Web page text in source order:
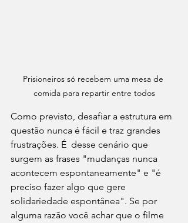
Prisioneiros só recebem uma mesa de
comida para repartir entre todos
Como previsto, desafiar a estrutura em
questão nunca é fácil e traz grandes
frustrações. É  desse cenário que
surgem as frases "mudanças nunca
acontecem espontaneamente" e "é
preciso fazer algo que gere
solidariedade espontânea". Se por
alguma razão você achar que o filme